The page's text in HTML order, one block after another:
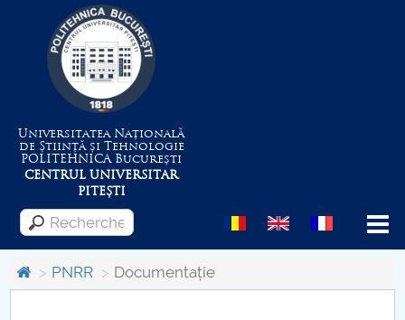
Universitatea Națională
de Știință și Tehnologie
POLITEHNICABucurești
CENTRUL UNIVERSITAR
PITEȘTI
Menu
PNRR Documentație